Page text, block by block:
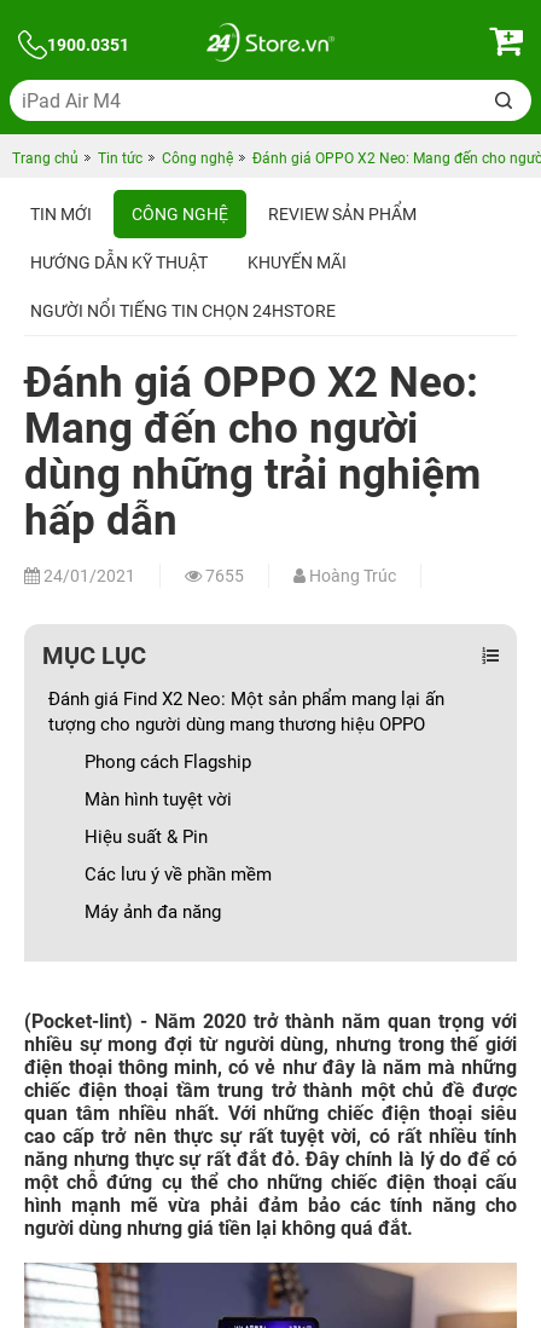
1900.0351
Trang chủ Tin tức Công nghệ Đánh giá OPPO X2 Neo: Mang đến cho
TIN MỚI CÔNG NGHỆ REVIEW SẢN PHẨM
HƯỚNG DẪN KỸ THUẬT KHUYẾN MÃI
NGƯỜI NỔI TIẾNG TIN CHỌN 24HSTORE
Đánh giá OPPO X2 Neo:
Mang đến cho người
dùng những trải nghiệm
hấp dẫn
24/01/2021 7655 Hoàng Trúc
MỤC LỤC
Đánh giá Find X2 Neo: Một sản phẩm mang lại ấn
tượng cho người dùng mang thương hiệu OPPO
Phong cách Flagship
Màn hình tuyệt vời
Hiệu suất & Pin
Các lưu ý về phần mềm
Máy ảnh đa năng
(Pocket-lint) - Năm 2020 trở thành năm quan trọng với
nhiều sự mong đợi từ người dùng, nhưng trong thế giới
điện thoại thông minh, có vẻ như đây là năm mà những
chiếc điện thoại tầm trung trở thành một chủ đề được
quan tâm nhiều nhất. Với những chiếc điện thoại siêu
cao cấp trở nên thực sự rất tuyệt vời, có rất nhiều tính
năng nhưng thực sự rất đắt đỏ. Đây chính là lý do để có
một chỗ đứng cụ thể cho những chiếc điện thoại cấu
hình mạnh mẽ vừa phải đảm bảo các tính năng cho
người dùng nhưng giá tiền lại không quá đắt.